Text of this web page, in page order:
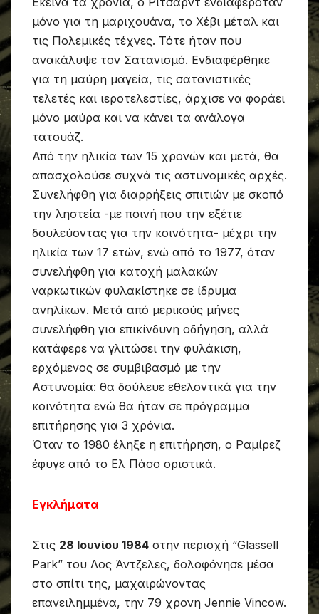
μόνο για τη μαριχουάνα, το Χέβι μέταλ και
τις Πολεμικές τέχνες. Τότε ήταν που
ανακάλυψε τον Σατανισμό. Ενδιαφέρθηκε
για τη μαύρη μαγεία, τις σατανιστικές
τελετές και ιεροτελεστίες, άρχισε να φοράει
μόνο μαύρα και να κάνει τα ανάλογα
τατουάζ.
Από την ηλικία των 15 χρονών και μετά, θα
απασχολούσε συχνά τις αστυνομικές αρχές.
Συνελήφθη για διαρρήξεις σπιτιών με σκοπό
την ληστεία -με ποινή που την εξέτιε
δουλεύοντας για την κοινότητα- μέχρι την
ηλικία των 17 ετών, ενώ από το 1977, όταν
συνελήφθη για κατοχή μαλακών
ναρκωτικών φυλακίστηκε σε ίδρυμα
ανηλίκων. Μετά από μερικούς μήνες
συνελήφθη για επικίνδυνη οδήγηση, αλλά
κατάφερε να γλιτώσει την φυλάκιση,
ερχόμενος σε συμβιβασμό με την
Αστυνομία: θα δούλευε εθελοντικά για την
κοινότητα ενώ θα ήταν σε πρόγραμμα
επιτήρησης για 3 χρόνια.
Όταν το 1980 έληξε η επιτήρηση, ο Ραμίρεζ
έφυγε από το Ελ Πάσο οριστικά.
Εγκλήματα
Στις 28 Ιουνίου 1984 στην περιοχή “Glassell
Park” του Λος Άντζελες, δολοφόνησε μέσα
στο σπίτι της, μαχαιρώνοντας
επανειλημμένα, την 79 χρονη Jennie Vincow.